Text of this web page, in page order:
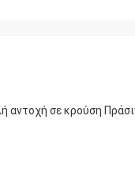
αντοχή σε κρούση